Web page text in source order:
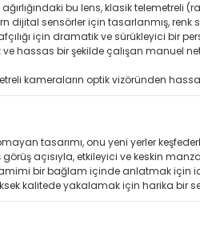
bu lens, klasik
dijital sensörler için tasarlanmış, renk
için dramatik ve sürükleyici bir
hassas bir şekilde çalışan manuel
kameraların optik vizöründen
tasarımı, onu yeni yerler
açısıyla, etkileyici ve keskin
bir bağlam içinde anlatmak için
kalitede yakalamak için harika bir